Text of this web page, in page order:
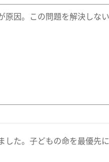
因。この問題を解決しな
た。子どもの命を最優先